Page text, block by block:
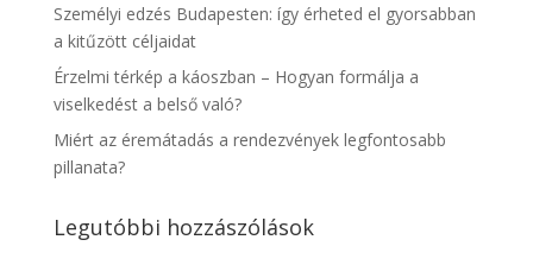
Személyi edzés Budapesten: így érheted el gyorsabban
a kitűzött céljaidat
Érzelmi térkép a káoszban – Hogyan formálja a
viselkedést a belső való?
Miért az éremátadás a rendezvények legfontosabb
pillanata?
Legutóbbi hozzászólások